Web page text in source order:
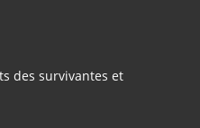
des survivantes et